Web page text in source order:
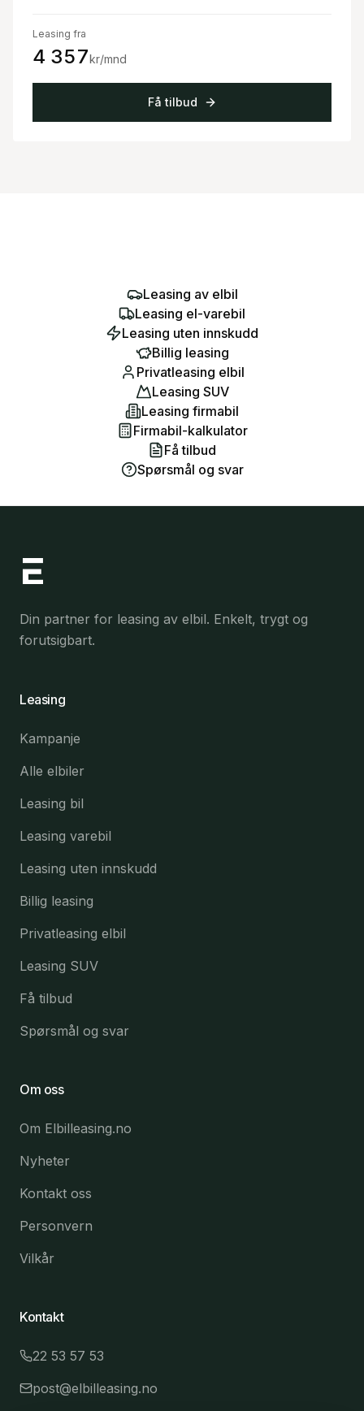
Leasing fra
4 357kr/mnd
Få tilbud
Leasing av elbil
Leasing el-varebil
Leasing uten innskudd
Billig leasing
Privatleasing elbil
Leasing SUV
Leasing firmabil
Firmabil-kalkulator
Få tilbud
Spørsmål og svar
Din partner for leasing av elbil. Enkelt, trygt og
forutsigbart.
Leasing
Kampanje
Alle elbiler
Leasing bil
Leasing varebil
Leasing uten innskudd
Billig leasing
Privatleasing elbil
Leasing SUV
Få tilbud
Spørsmål og svar
Om oss
Om Elbilleasing.no
Nyheter
Kontakt oss
Personvern
Vilkår
Kontakt
22 53 57 53
post@elbilleasing.no